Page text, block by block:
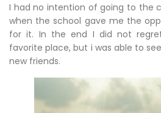
I had no intention of going to the
when the school gave me the
for it. In the end I did not
favorite place, but i was able to
new friends.